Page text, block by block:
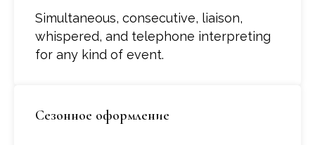
Simultaneous, consecutive, liaison,
whispered, and telephone interpreting
for any kind of event.
Сезонное оформление